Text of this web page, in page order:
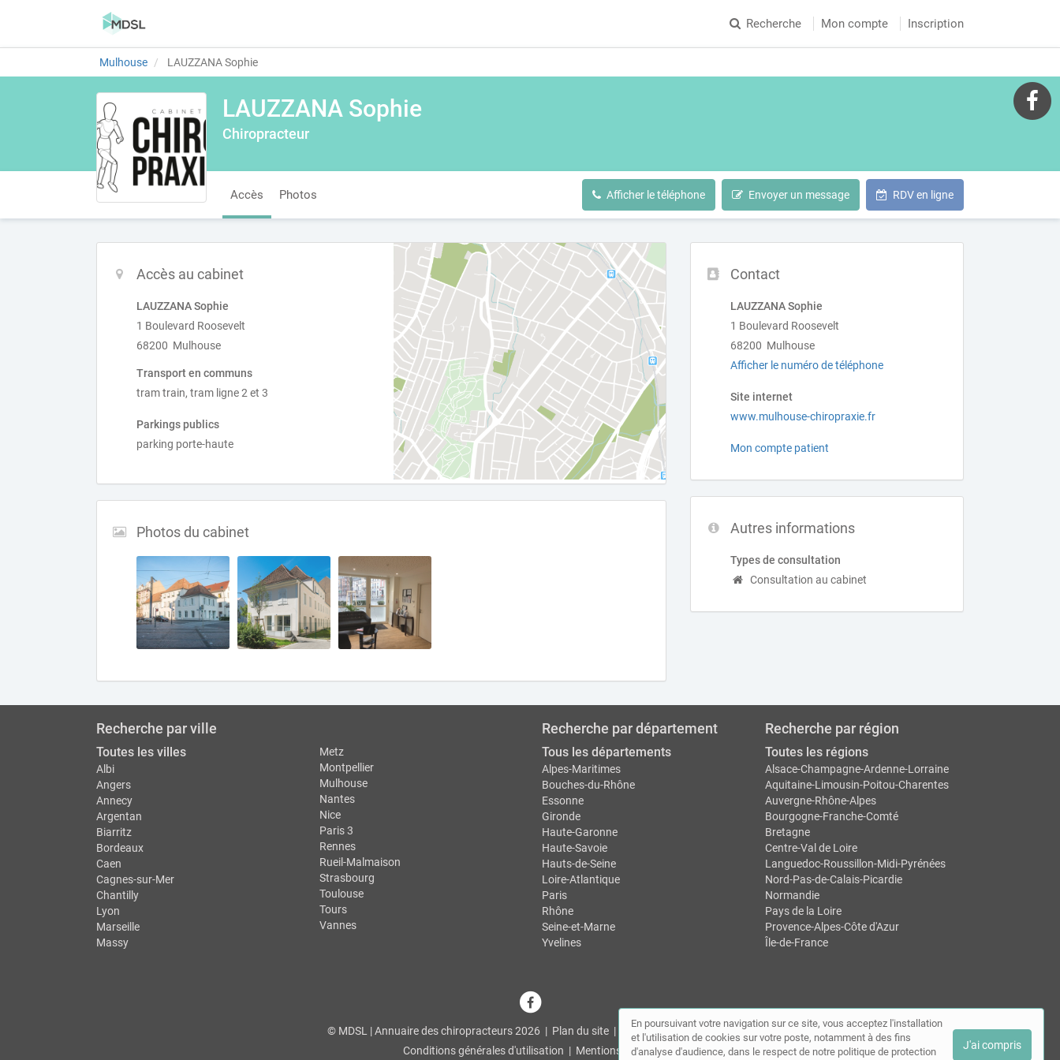
Recherche Mon compte Inscription
Mulhouse LAUZZANA Sophie
LAUZZANA Sophie
Chiropracteur
Accès Photos Afficher le téléphone Envoyer un message RDV en ligne
Contact
LAUZZANA Sophie
1 Boulevard Roosevelt
68200 Mulhouse
Afficher le numéro de téléphone
Site internet
www.mulhouse-chiropraxie.fr
Mon compte patient
Autres informations
Types de consultation
Consultation au cabinet
Accès au cabinet
LAUZZANA Sophie
1 Boulevard Roosevelt
68200 Mulhouse
Transport en communs
tram train, tram ligne 2 et 3
Parkings publics
parking porte-haute
Photos du cabinet
Recherche par ville
Toutes les villes
Albi
Angers
Annecy
Argentan
Biarritz
Bordeaux
Caen
Cagnes-sur-Mer
Chantilly
Lyon
Marseille
Massy
Metz
Montpellier
Mulhouse
Nantes
Nice
Paris 3
Rennes
Rueil-Malmaison
Strasbourg
Toulouse
Tours
Vannes
Recherche par département
Tous les départements
Alpes-Maritimes
Bouches-du-Rhône
Essonne
Gironde
Haute-Garonne
Haute-Savoie
Hauts-de-Seine
Loire-Atlantique
Paris
Rhône
Seine-et-Marne
Yvelines
Recherche par région
Toutes les régions
Alsace-Champagne-Ardenne-Lorraine
Aquitaine-Limousin-Poitou-Charentes
Auvergne-Rhône-Alpes
Bourgogne-Franche-Comté
Bretagne
Centre-Val de Loire
Languedoc-Roussillon-Midi-Pyrénées
Nord-Pas-de-Calais-Picardie
Normandie
Pays de la Loire
Provence-Alpes-Côte d'Azur
Île-de-France
© MDSL | Annuaire des chiropracteurs 2026 | Plan du site| Mon compte|Contact
Conditions générales d'utilisation | Mentions légales
En poursuivant votre navigation sur ce site, vous acceptez l'installation
et l'utilisation de cookies sur votre poste, notamment à des fins
d'analyse d'audience, dans le respect de notre politique de protection
J'ai compris